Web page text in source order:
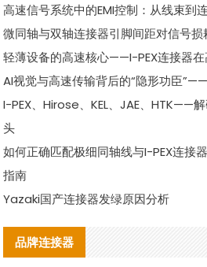
高速信号系统中的EMI控制：从线束到
微同轴与双轴连接器引脚间距对信号
轻薄设备的高速核心——I-PEX连接器
AI视觉与高速传输背后的“隐形功臣
I-PEX、Hirose、KEL、JAE、HTK——
头
如何正确匹配极细同轴线与I-PEX连接
指南
Yazaki国产连接器发绿原因分析
品牌连接器